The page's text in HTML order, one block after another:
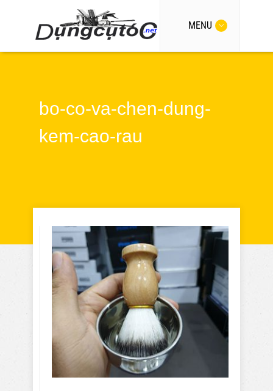
MENU
bo-co-va-chen-dung-
kem-cao-rau